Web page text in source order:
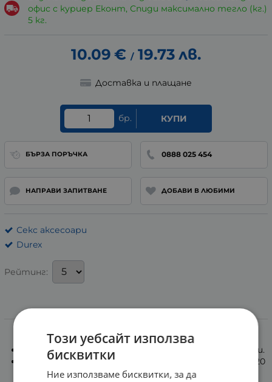
офис с куриер Еконт, Спиди максимално тегло (кг.)
5 кг.
10.09 € / 19.73 лв.
Доставка и плащане
бр. КУПИ
БЪРЗА ПОРЪЧКА 0888 025 454
НАПРАВИ ЗАПИТВАНЕ ДОБАВИ В ЛЮБИМИ
Секс аксесоари
Durex
Рейтинг:
По време на секс стимулира и двамата партньори.
Осигурява възбуждащи и чувствени вибрации до 20
минути удоволствие.
Този уебсайт използва
бисквитки
Ние използваме бисквитки, за да